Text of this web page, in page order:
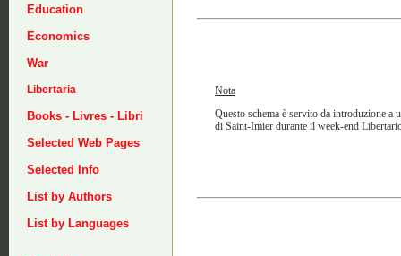
Education
Economics
War
Libertaria
Books - Livres - Libri
Selected Web Pages
Selected Info
List by Authors
List by Languages
Nota
Questo schema è servito da introduzione
di Saint-Imier durante il week-end